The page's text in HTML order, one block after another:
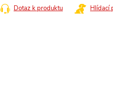
Dotaz k produktu Hlídací